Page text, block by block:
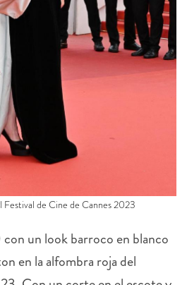
Festival de Cine de Cannes 2023
un look barroco en blanco
en la alfombra roja del